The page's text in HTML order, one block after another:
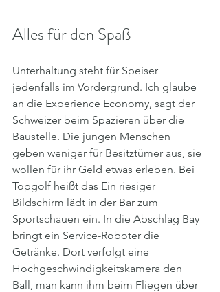
Alles für den Spaß
Unterhaltung steht für Speiser
jedenfalls im Vordergrund. Ich glaube
an die Experience Economy, sagt der
Schweizer beim Spazieren über die
Baustelle. Die jungen Menschen
geben weniger für Besitztümer aus, sie
wollen für ihr Geld etwas erleben. Bei
Topgolf heißt das Ein riesiger
Bildschirm lädt in der Bar zum
Sportschauen ein. In die Abschlag Bay
bringt ein Service-Roboter die
Getränke. Dort verfolgt eine
Hochgeschwindigkeitskamera den
Ball, man kann ihm beim Fliegen über